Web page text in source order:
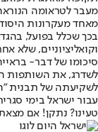
מאחד מעקרונות
בכך שכלל בפועל,
וקואליציוניים, שלא
סיכומו של דבר-
לשדרג, את השותפות
לשקיעתה של תבנית
עבור ישראל בימי
טעינו? נתקן! אם